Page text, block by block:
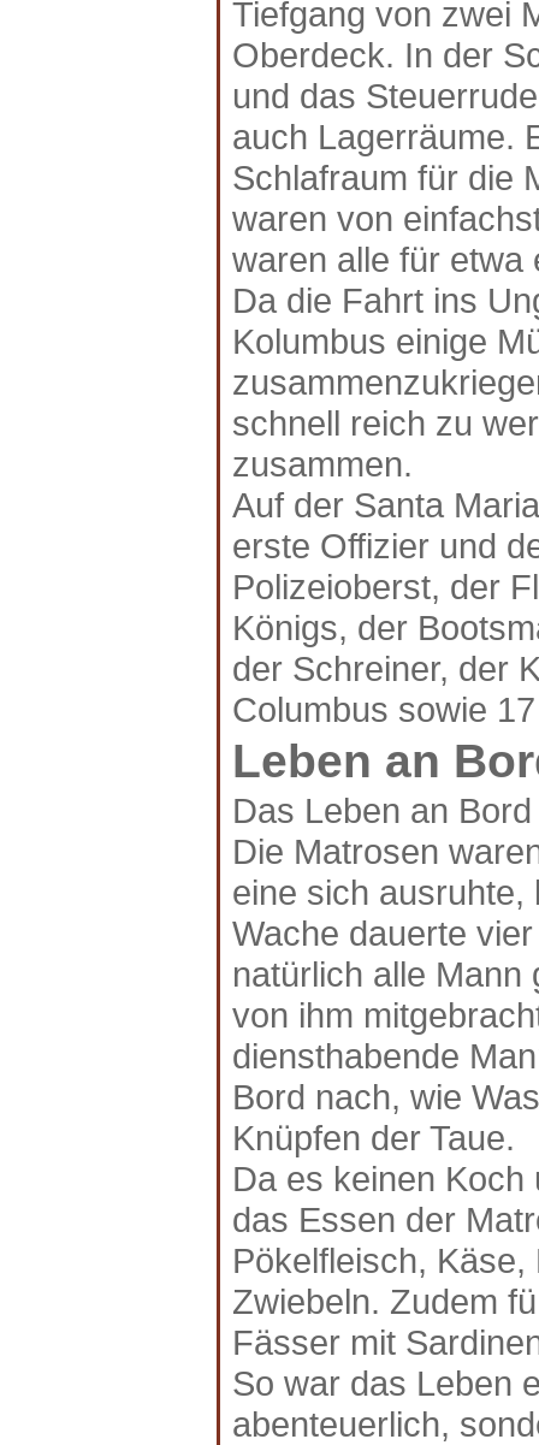
Tiefgang von zwei
Oberdeck. In der
und das
auch Lagerräume.
Schlafraum für die
waren von
waren alle für etwa
Da die Fahrt ins
Kolumbus einige
schnell reich zu
zusammen.
Auf der Santa
erste Offizier und
Polizeioberst, der
Königs, der
der Schreiner, der
Columbus sowie
Leben an
Das Leben an
Die Matrosen
eine sich ausruhte,
Wache dauerte
natürlich alle
von ihm
diensthabende
Bord nach, wie
Knüpfen der Taue.
Da es keinen
das Essen der
Pökelfleisch,
Zwiebeln. Zudem
Fässer mit
So war das Leben
abenteuerlich,